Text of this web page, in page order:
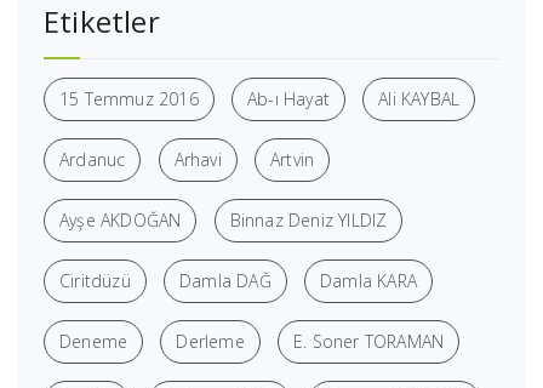
Etiketler
15 Temmuz 2016 Ab-ı Hayat Ali KAYBAL
Ardanuc Arhavi Artvin
Ayşe AKDOĞAN Binnaz Deniz YILDIZ
Ciritdüzü Damla DAĞ Damla KARA
Deneme Derleme E. Soner TORAMAN